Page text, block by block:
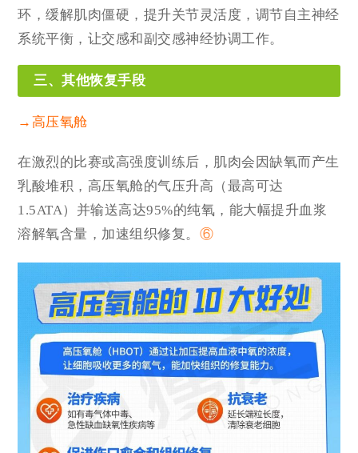
环，缓解肌肉僵硬，提升关节灵活度，调节自主神经
系统平衡，让交感和副交感神经协调工作。
三、其他恢复手段
→高压氧舱
在激烈的比赛或高强度训练后，肌肉会因缺氧而产生
乳酸堆积，高压氧舱的气压升高（最高可达
1.5ATA）并输送高达95%的纯氧，能大幅提升血浆
溶解氧含量，加速组织修复。 ⑥